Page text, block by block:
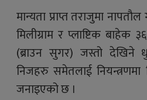
मान्यता प्राप्त तराजुमा
मिलीग्राम र प्लाष्टिक बाहेक
(ब्राउन सुगर) जस्तो देखिने
निजहरु समेतलाई
जनाइएको छ ।